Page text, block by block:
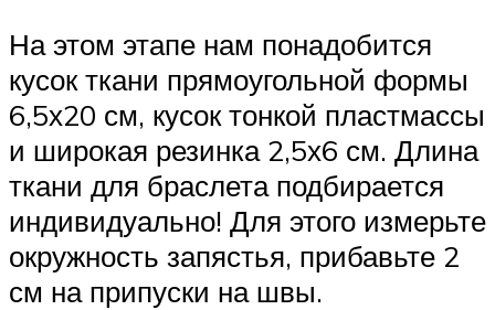
На этом этапе нам понадобится
кусок ткани прямоугольной формы
6,5х20 см, кусок тонкой пластмассы
и широкая резинка 2,5х6 см. Длина
ткани для браслета подбирается
индивидуально! Для этого измерьте
окружность запястья, прибавьте 2
см на припуски на швы.